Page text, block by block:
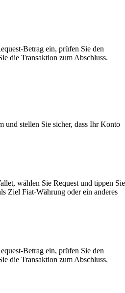
Betrag ein, prüfen Sie den
die Transaktion zum Abschluss.
und stellen Sie sicher, dass Ihr Konto
wählen Sie Request und tippen Sie
Ziel Fiat-Währung oder ein anderes
Betrag ein, prüfen Sie den
die Transaktion zum Abschluss.